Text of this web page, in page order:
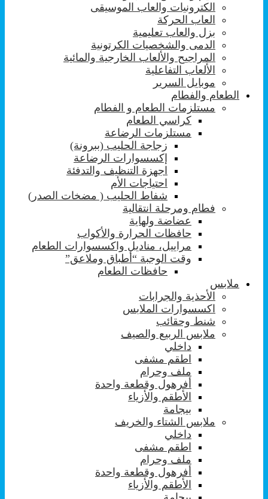
الكترونيات والعاب الموسيقى
العاب الحركة
بزل والعاب تعليمية
الدمى والشخصيات الكرتونية
المراجيح والألعاب الخارجية والمائية
الألعاب التفاعلية
موبايل السرير
الطعام والفطام
مستلزمات الطعام و الفطام
كراسي الطعام
مستلزمات الرضاعة
زجاجة الحليب (ببرونة)
إكسسوارات الرضاعة
اجهزة التنظيف والتدفئة
احتياجات الأم
شفاط الحليب ( مضخات الصدر)
فطام ومرحلة انتقالية
عضاضة ولهاية
حافظات الحرارة والأكواب
مراييل، مناديل واكسسوارات الطعام
وقت الوجبة “أطباق وملاعق”
حافظات الطعام
ملابس
الأحذية والجرابات
اكسسوارات الملابس
شنط وحقائب
ملابس الربيع والصيف
داخلي
اطقم مشفى
ملف وحرام
أفرهول وقطعة واحدة
الأطقم والأزياء
بيجامة
ملابس الشتاء والخريف
داخلي
اطقم مشفى
ملف وحرام
أفرهول وقطعة واحدة
الأطقم والأزياء